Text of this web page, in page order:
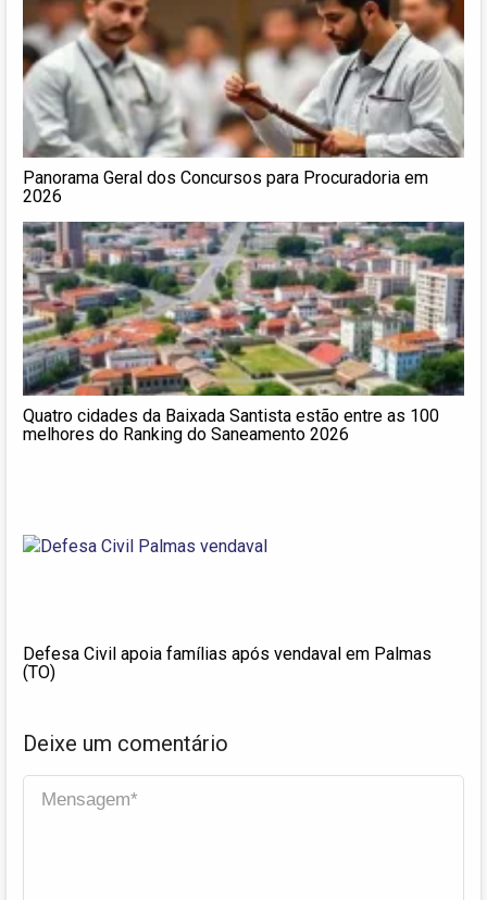
Panorama Geral dos Concursos para Procuradoria em
2026
Quatro cidades da Baixada Santista estão entre as 100
melhores do Ranking do Saneamento 2026
Defesa Civil apoia famílias após vendaval em Palmas
(TO)
Deixe um comentário